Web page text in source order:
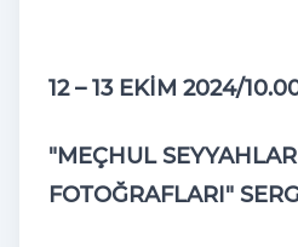
12 – 13 EKİM 2024/
"MEÇHUL
FOTOĞRAFLARI"